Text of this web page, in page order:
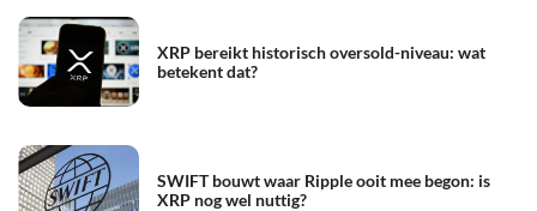
XRP bereikt historisch oversold-niveau: wat
betekent dat?
SWIFT bouwt waar Ripple ooit mee begon: is
XRP nog wel nuttig?